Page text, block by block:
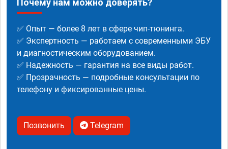
Почему нам можно доверять?
✅ Опыт — более 8 лет в сфере чип-тюнинга.
✅ Экспертность — работаем с современными ЭБУ
и диагностическим оборудованием.
✅ Надежность — гарантия на все виды работ.
✅ Прозрачность — подробные консультации по
телефону и фиксированные цены.
Позвонить Telegram